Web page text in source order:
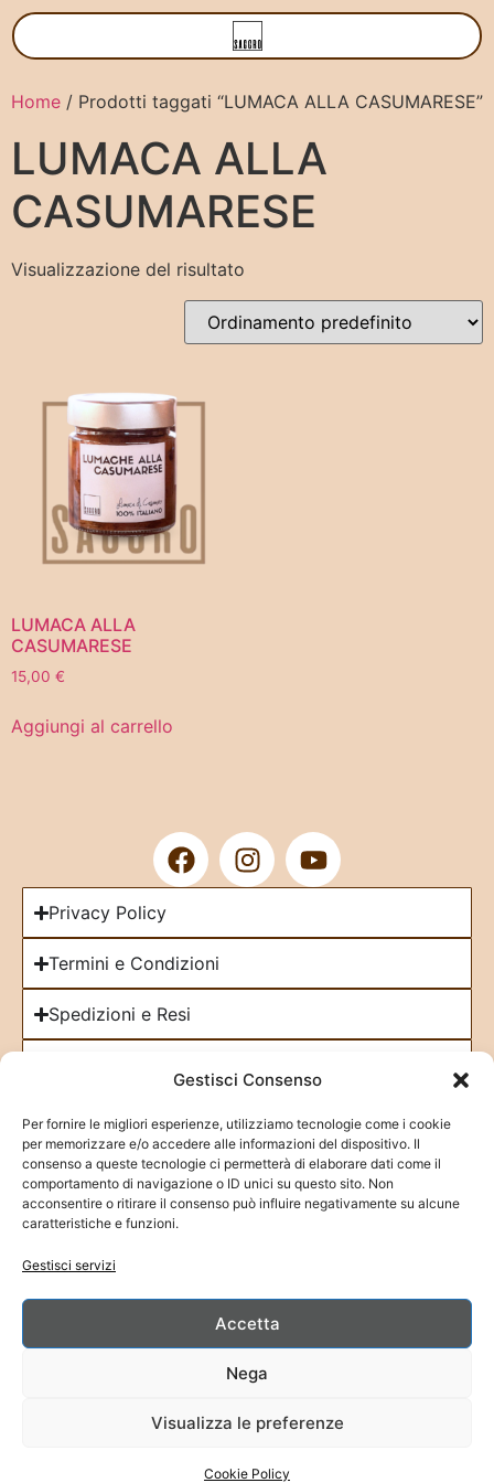
Gestisci Consenso
Per fornire le migliori esperienze, utilizziamo tecnologie come i cookie
per memorizzare e/o accedere alle informazioni del dispositivo. Il
consenso a queste tecnologie ci permetterà di elaborare dati come il
comportamento di navigazione o ID unici su questo sito. Non
acconsentire o ritirare il consenso può influire negativamente su alcune
caratteristiche e funzioni.
Gestisci servizi
Accetta
Nega
Visualizza le preferenze
Cookie Policy
Home / Prodotti taggati “LUMACA ALLA CASUMARESE”
LUMACA ALLA
CASUMARESE
Visualizzazione del risultato
LUMACA ALLA
CASUMARESE
15,00 €
Aggiungi al carrello
Privacy Policy
Termini e Condizioni
Spedizioni e Resi
Fai clic su "Accetto" per abilitare Google
Cookie Policy